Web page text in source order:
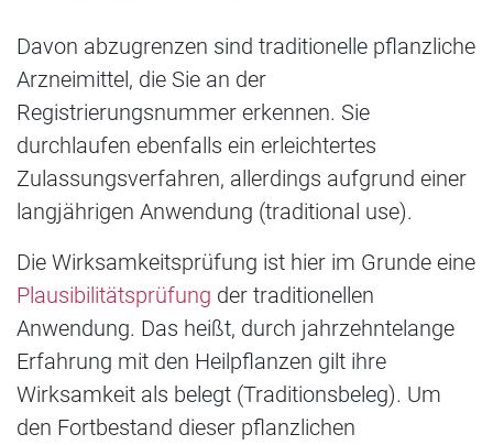
Davon abzugrenzen sind traditionelle pflanzliche
Arzneimittel, die Sie an der
Registrierungsnummer erkennen. Sie
durchlaufen ebenfalls ein erleichtertes
Zulassungsverfahren, allerdings aufgrund einer
langjährigen Anwendung (traditional use).
Die Wirksamkeitsprüfung ist hier im Grunde eine
Plausibilitätsprüfung der traditionellen
Anwendung. Das heißt, durch jahrzehntelange
Erfahrung mit den Heilpflanzen gilt ihre
Wirksamkeit als belegt (Traditionsbeleg). Um
den Fortbestand dieser pflanzlichen